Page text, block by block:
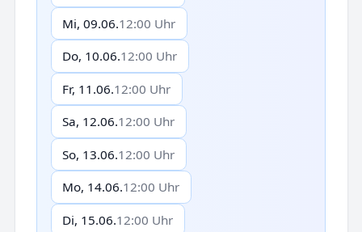
Mi, 09.06.12:00 Uhr
Do, 10.06.12:00 Uhr
Fr, 11.06.12:00 Uhr
Sa, 12.06.12:00 Uhr
So, 13.06.12:00 Uhr
Mo, 14.06.12:00 Uhr
Di, 15.06.12:00 Uhr